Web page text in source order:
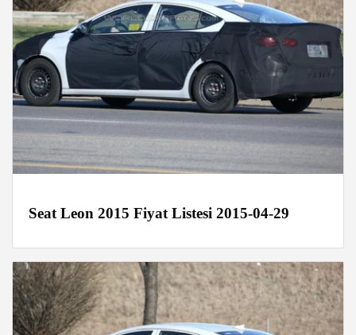
Seat Leon 2015 Fiyat Listesi 2015-04-29